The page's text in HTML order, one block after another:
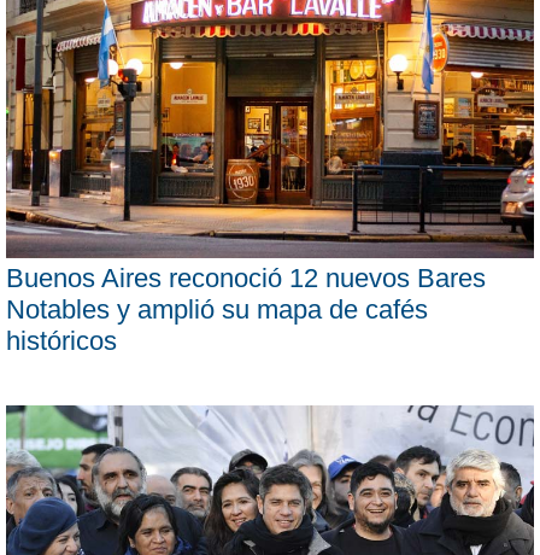
Buenos Aires reconoció 12 nuevos Bares
Notables y amplió su mapa de cafés
históricos